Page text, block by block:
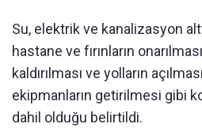
Su, elektrik ve kanalizasyon
hastane ve fırınların
kaldırılması ve yolların
ekipmanların getirilmesi gibi
dahil olduğu belirtildi.